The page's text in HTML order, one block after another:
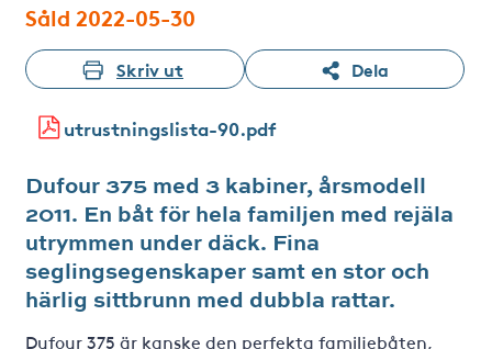
Såld 2022-05-30
Skriv ut Dela
utrustningslista-90.pdf
Dufour 375 med 3 kabiner, årsmodell
2011. En båt för hela familjen med rejäla
utrymmen under däck. Fina
seglingsegenskaper samt en stor och
härlig sittbrunn med dubbla rattar.
Dufour 375 är kanske den perfekta familjebåten,